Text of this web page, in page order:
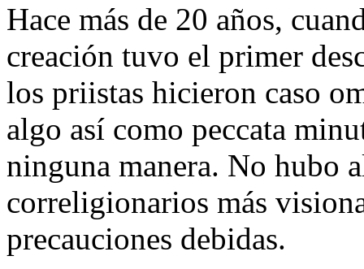
Hace más de 20 años,
creación tuvo el primer
los priistas hicieron caso
algo así como peccata
ninguna manera. No hubo
correligionarios más
precauciones debidas.